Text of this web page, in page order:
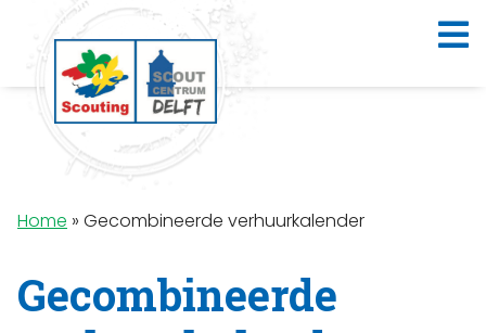
Home » Gecombineerde verhuurkalender
Gecombineerde